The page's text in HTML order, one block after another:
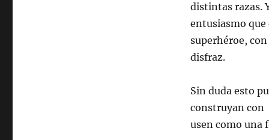
distintas razas.
entusiasmo que
superhéroe,
disfraz.
Sin duda esto
construyan con
usen como una